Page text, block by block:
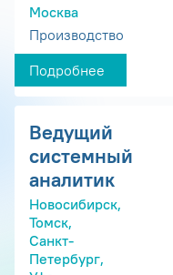
Москва
Производство
Подробнее
Ведущий
системный
аналитик
Новосибирск,
Томск,
Санкт-
Петербург,